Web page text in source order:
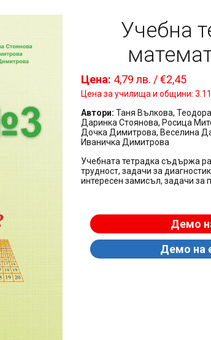
Учебна
Цена: 4,79 лв. / €2,45
Цена за училища и общини:
Автори: Таня Вълкова,
Даринка Стоянова, Росица
Дочка Димитрова, Веселина
Иваничка Димитрова
Учебната тетрадка съдържа
трудност, задачи за
интересен замисъл, задачи за
Демо
Демо на